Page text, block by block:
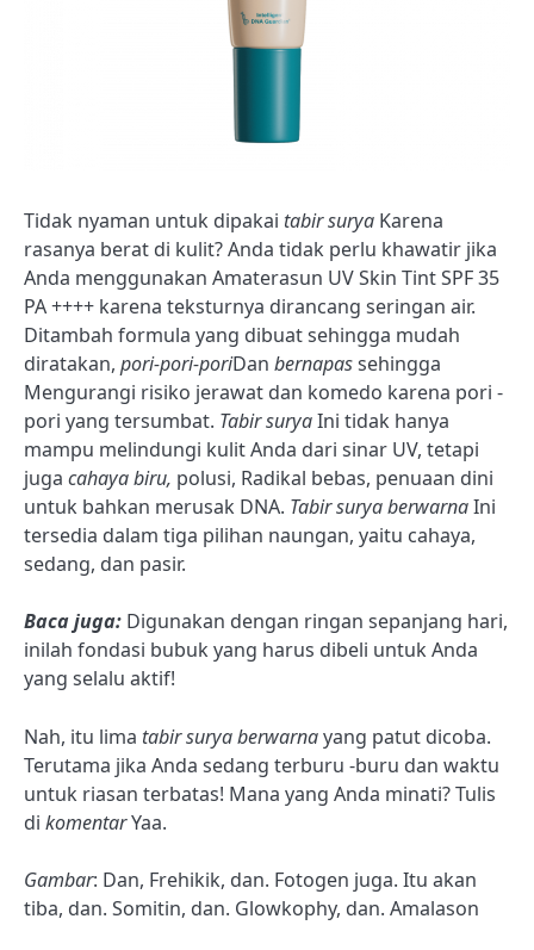
Tidak nyaman untuk dipakai tabir surya Karena
rasanya berat di kulit? Anda tidak perlu khawatir jika
Anda menggunakan Amaterasun UV Skin Tint SPF 35
PA ++++ karena teksturnya dirancang seringan air.
Ditambah formula yang dibuat sehingga mudah
diratakan, pori-pori-poriDan bernapassehingga
Mengurangi risiko jerawat dan komedo karena pori -
pori yang tersumbat. Tabir suryaIni tidak hanya
mampu melindungi kulit Anda dari sinar UV, tetapi
juga cahaya biru, polusi, Radikal bebas, penuaan dini
untuk bahkan merusak DNA. Tabir surya berwarnaIni
tersedia dalam tiga pilihan naungan, yaitu cahaya,
sedang, dan pasir.
Baca juga: Digunakan dengan ringan sepanjang hari,
inilah fondasi bubuk yang harus dibeli untuk Anda
yang selalu aktif!
Nah, itu lima tabir surya berwarnayang patut dicoba.
Terutama jika Anda sedang terburu -buru dan waktu
untuk riasan terbatas! Mana yang Anda minati? Tulis
di komentarYaa.
Gambar: Dan, Frehikik, dan. Fotogen juga. Itu akan
tiba, dan. Somitin, dan. Glowkophy, dan. Amalason